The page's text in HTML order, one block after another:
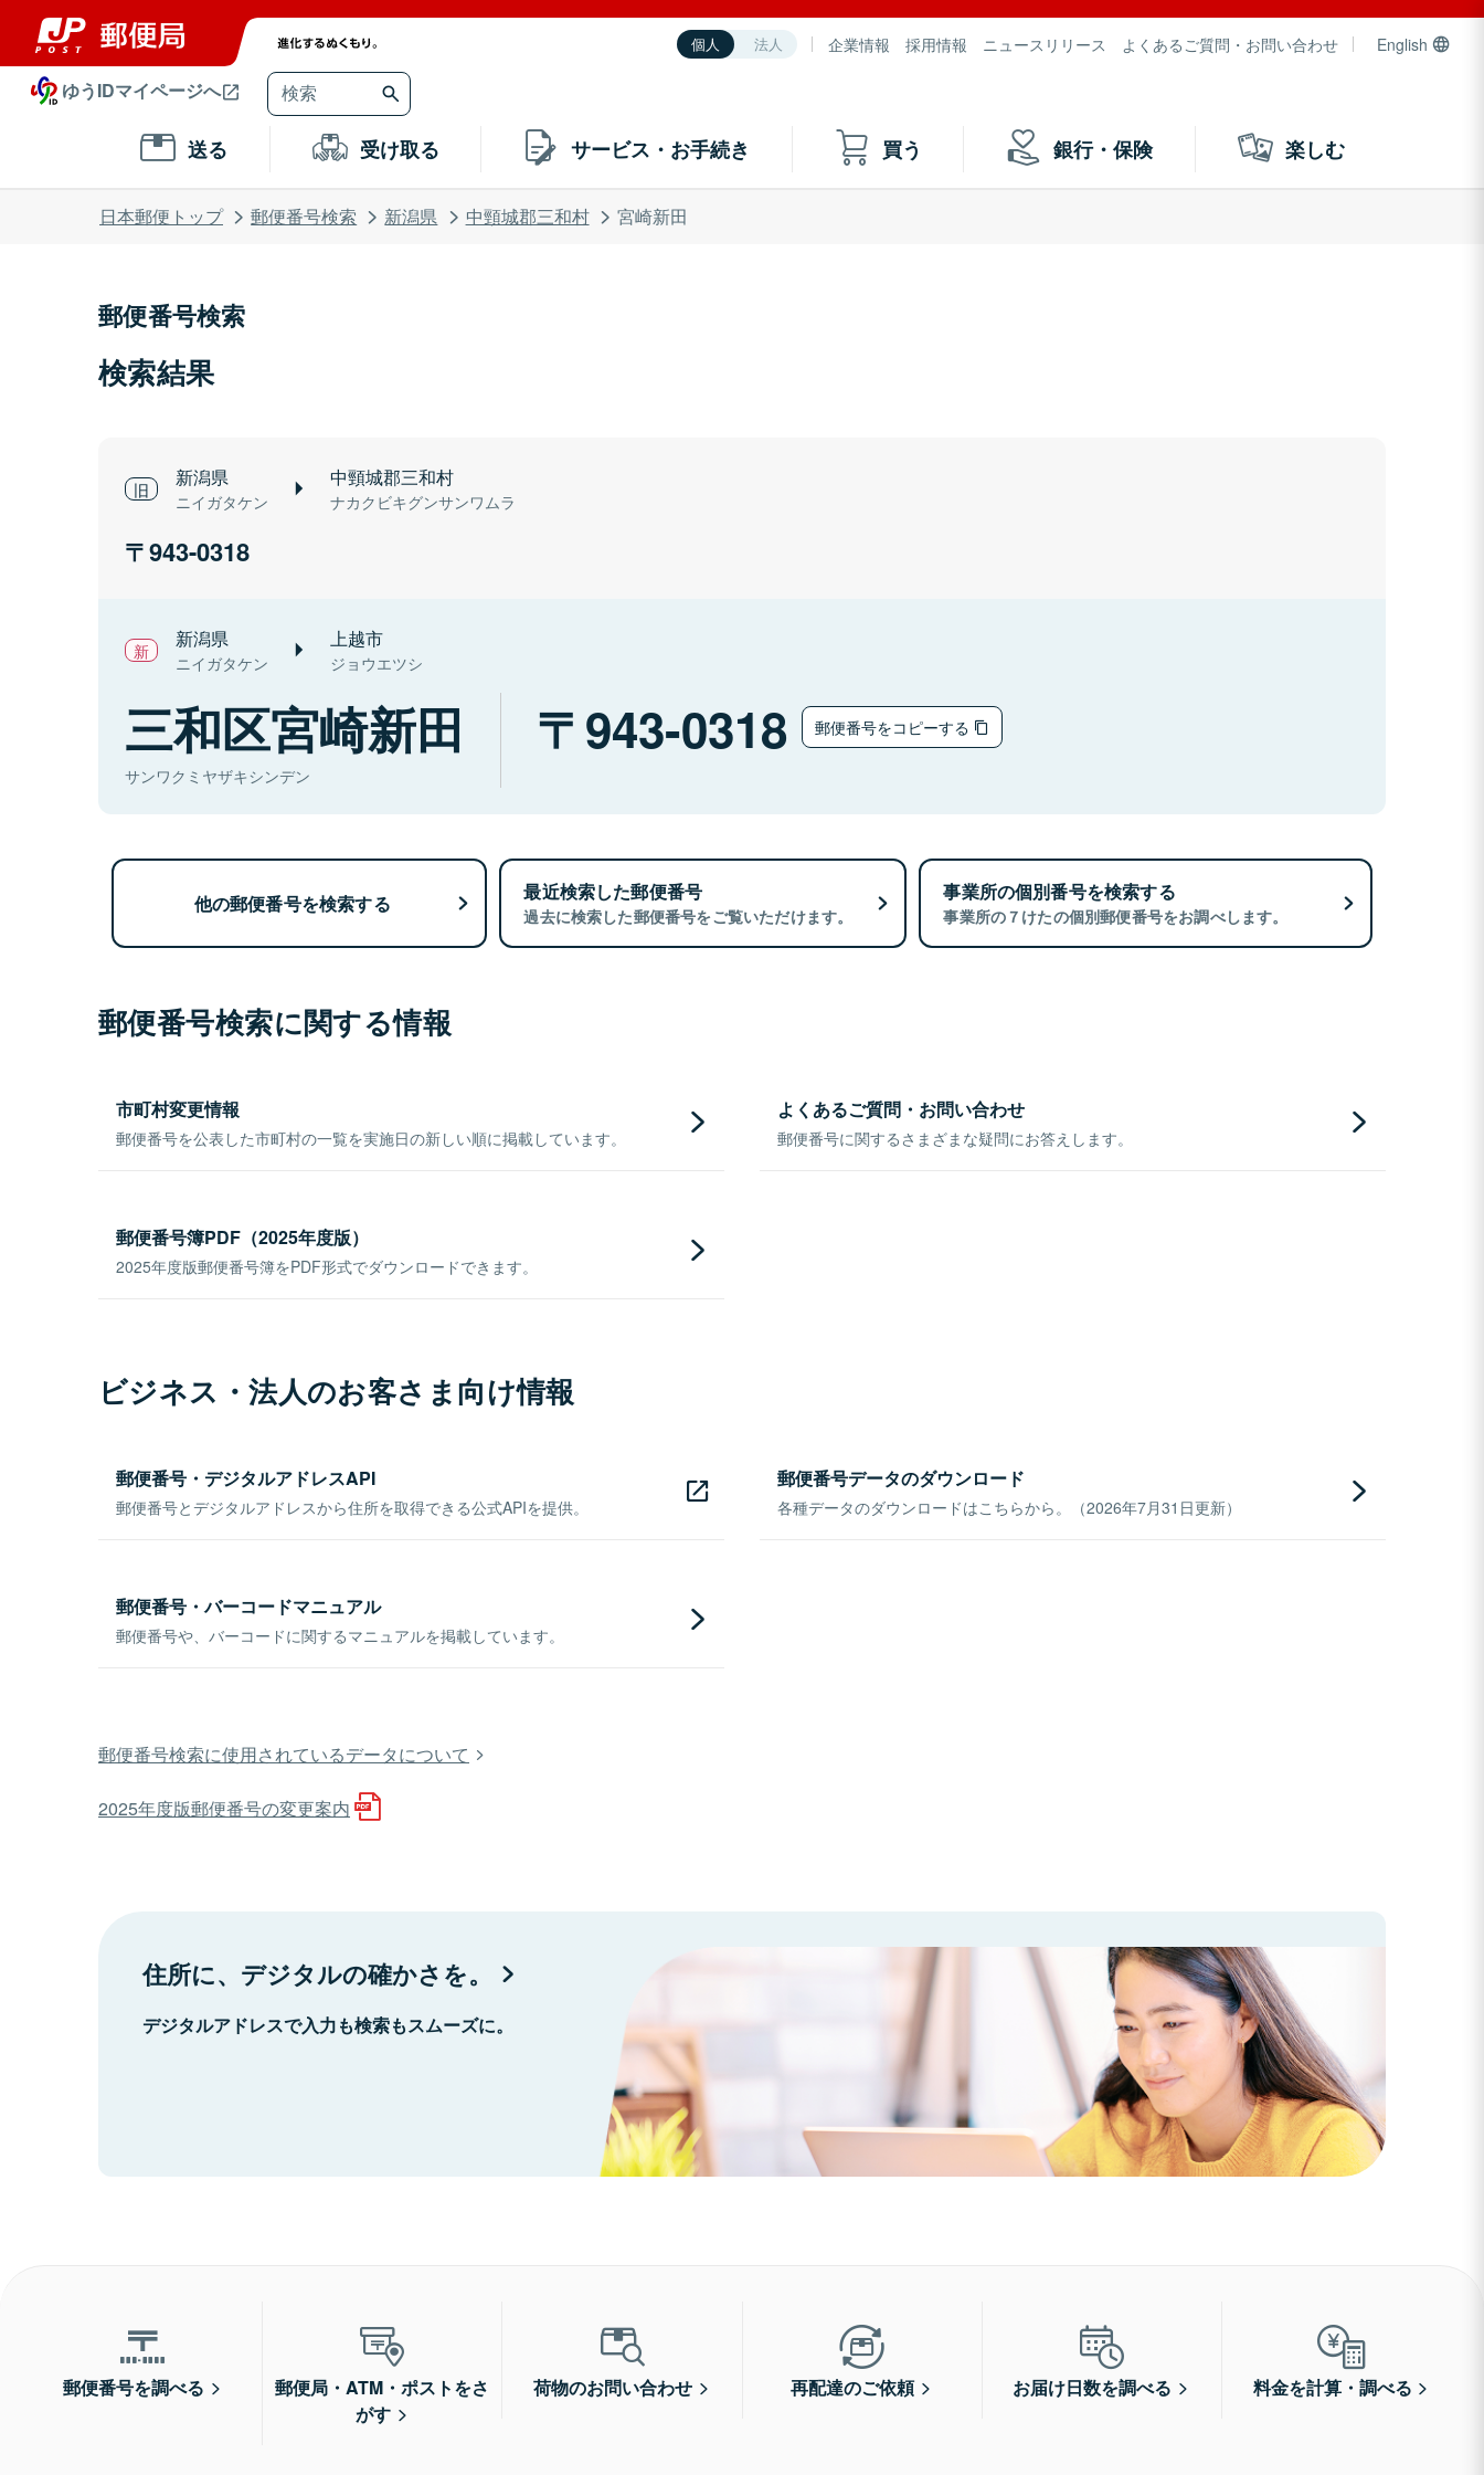
個人 法人 企業情報 採用情報 ニュースリリース よくあるご質問・お問い合わせ English
ゆうIDマイページへ
送る 受け取る サービス・お手続き 買う 銀行・保険 楽しむ
日本郵便トップ 郵便番号検索 新潟県 中頸城郡三和村 宮崎新田
郵便番号検索
検索結果
新潟県
ニイガタケン
中頸城郡三和村
ナカクビキグンサンワムラ
943-0318
新潟県
ニイガタケン
上越市
ジョウエツシ
三和区宮崎新田
サンワクミヤザキシンデン
943-0318 郵便番号をコピーする
他の郵便番号を検索する 最近検索した郵便番号
過去に検索した郵便番号をご覧いただけます。
事業所の個別番号を検索する
事業所の７けたの個別郵便番号をお調べします。
郵便番号検索に関する情報
市町村変更情報
郵便番号を公表した市町村の一覧を実施日の新しい順に掲載しています。
よくあるご質問・お問い合わせ
郵便番号に関するさまざまな疑問にお答えします。
郵便番号簿PDF（2025年度版）
2025年度版郵便番号簿をPDF形式でダウンロードできます。
ビジネス・法人のお客さま向け情報
郵便番号・デジタルアドレスAPI
郵便番号とデジタルアドレスから住所を取得できる公式APIを提供。
郵便番号データのダウンロード
各種データのダウンロードはこちらから。（2026年7月31日更新）
郵便番号・バーコードマニュアル
郵便番号や、バーコードに関するマニュアルを掲載しています。
郵便番号検索に使用されているデータについて
2025年度版郵便番号の変更案内
住所に、デジタルの確かさを。
デジタルアドレスで入力も検索もスムーズに。
郵便番号を調べる
郵便局・ATM・ポストをさ
がす
荷物のお問い合わせ 再配達のご依頼 お届け日数を調べる 料金を計算・調べる